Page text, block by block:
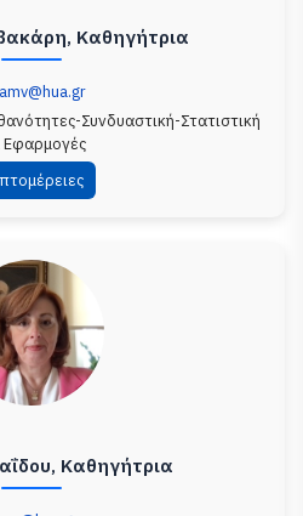
Καθηγήτρια
Συνδυαστική-Στατιστική
Εφαρμογές
Καθηγήτρια